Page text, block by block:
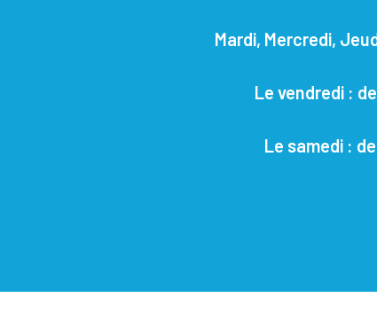
Mardi, Mercredi,
Le vendredi :
Le samedi :